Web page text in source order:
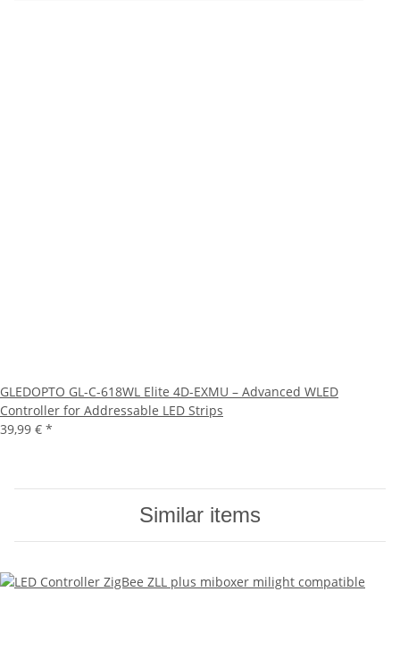
GLEDOPTO GL-C-618WL Elite 4D-EXMU – Advanced WLED
Controller for Addressable LED Strips
39,99 € *
Similar items